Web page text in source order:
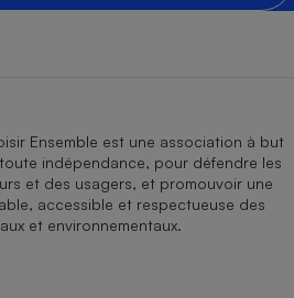
Ensemble est une association à but
indépendance, pour défendre les
et des usagers, et promouvoir une
accessible et respectueuse des
et environnementaux.